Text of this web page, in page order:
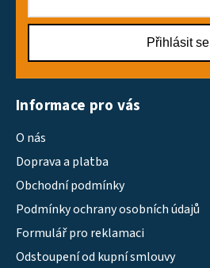
Přihlásit se
Informace pro vás
O nás
Doprava a platba
Obchodní podmínky
Podmínky ochrany osobních údajů
Formulář pro reklamaci
Odstoupení od kupní smlouvy